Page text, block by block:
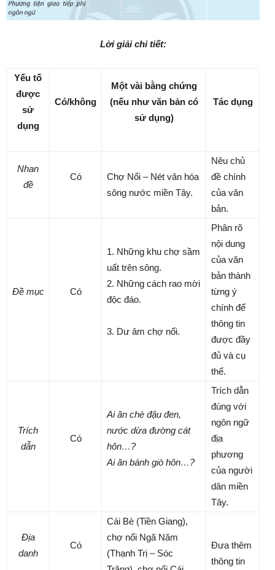
Lời giải chi tiết:
Yếu tố
được
sử
dụng
Có/không
Một vài bằng chứng
(nếu như văn bản có
sử dụng)
Tác dụng
Nhan
đề
Có
Chợ Nổi – Nét văn hóa
sông nước miền Tây.
Nêu chủ
đề chính
của văn
bản.
Đề mục Có
1. Những khu chợ sầm
uất trên sông.
2. Những cách rao mời
độc đáo.
3. Dư âm chợ nổi.
Phân rõ
nội dung
của văn
bản thành
từng ý
chính để
thông tin
được đầy
đủ và cụ
thể.
Trích
dẫn
Có
Ai ăn chè đậu đen,
nước dừa đường cát
hôn…?
Ai ăn bánh giò hôn…?
Trích dẫn
đúng với
ngôn ngữ
địa
phương
của người
dân miền
Tây.
Địa
danh
Có
Cái Bè (Tiền Giang),
chợ nổi Ngã Năm
(Thạnh Trị – Sóc
Đưa thêm
thông tin